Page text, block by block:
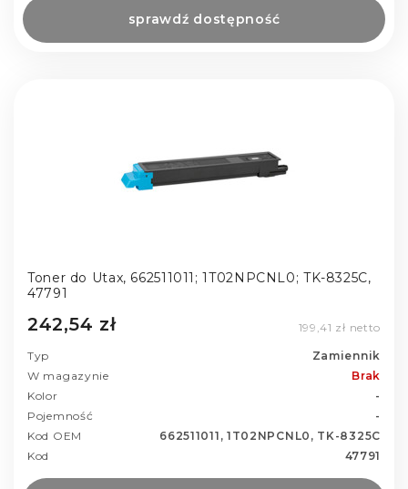
sprawdź dostępność
Toner do Utax, 662511011; 1T02NPCNL0; TK-8325C,
47791
242,54 zł 199,41 zł netto
Typ
Zamiennik
W magazynie
Brak
Kolor
-
Pojemność
-
Kod OEM
662511011, 1T02NPCNL0, TK-8325C
Kod
47791